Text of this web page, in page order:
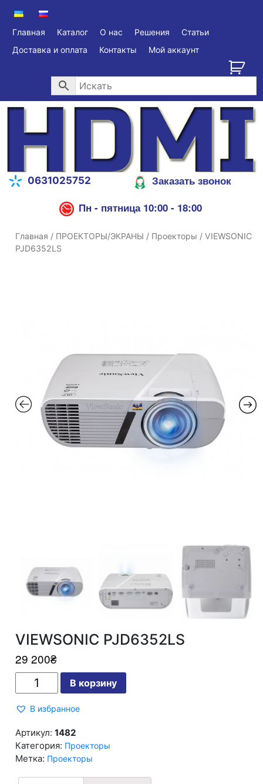
Главная Каталог О нас Решения
Статьи
Доставка и оплата
Контакты Мой аккаунт
0631025752
Заказать звонок
Пн - пятница 10:00 - 18:00
Главная / ПРОЕКТОРЫ/ЭКРАНЫ / Проекторы / VIEWSONIC
PJD6352LS
VIEWSONIC PJD6352LS
29 200₴
PJD6352LS
В корзину
В избранное
Артикул:1482
Категория: Проекторы
Метка: Проекторы